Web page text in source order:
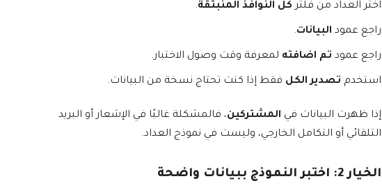
اختر العداد من فلتر كل النوافذ المنبثقة.
راجع عمود البيانات.
راجع عمود تم اضافته لمعرفة وقت وصول الاختبار.
استخدم تصدير الكل فقط إذا كنت تحتاج نسخة من البيانات.
إذا ظهرت البيانات في المشتركين، فالمشكلة غالبًا في الإشعار أو البريد
التلقائي أو التكامل الخارجي، وليست في نموذج العداد.
الخيار 2: اختبر النموذج ببيانات واضحة